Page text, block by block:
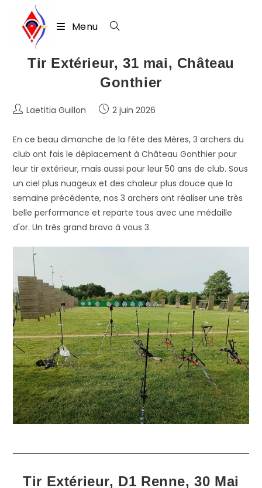
Menu
Tir Extérieur, 31 mai, Château
Gonthier
Auteur/autrice
la
publication :
Laetitia Guillon
Publication
2 juin 2026
En ce beau dimanche de la fête des Mères, 3 archers du
club ont fais le déplacement à Château Gonthier pour
leur tir extérieur, mais aussi pour leur 50 ans de club. Sous
un ciel plus nuageux et des chaleur plus douce que la
semaine précédente, nos 3 archers ont réaliser une très
belle performance et reparte tous avec une médaille
d'or. Un très grand bravo à vous 3.
Tir Extérieur, D1 Renne, 30 Mai